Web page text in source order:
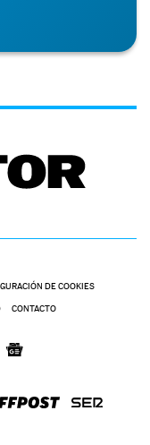
DE COOKIES
CONTACTO